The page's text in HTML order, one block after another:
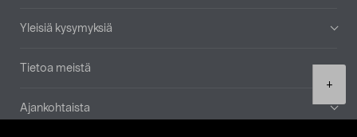
+
Yleisiä kysymyksiä
Tietoa meistä
Ajankohtaista